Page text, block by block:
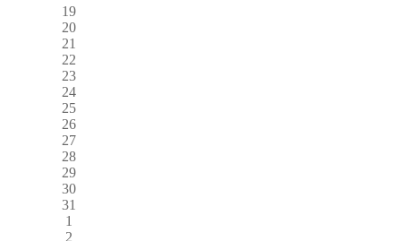
19
20
21
22
23
24
25
26
27
28
29
30
31
1
2